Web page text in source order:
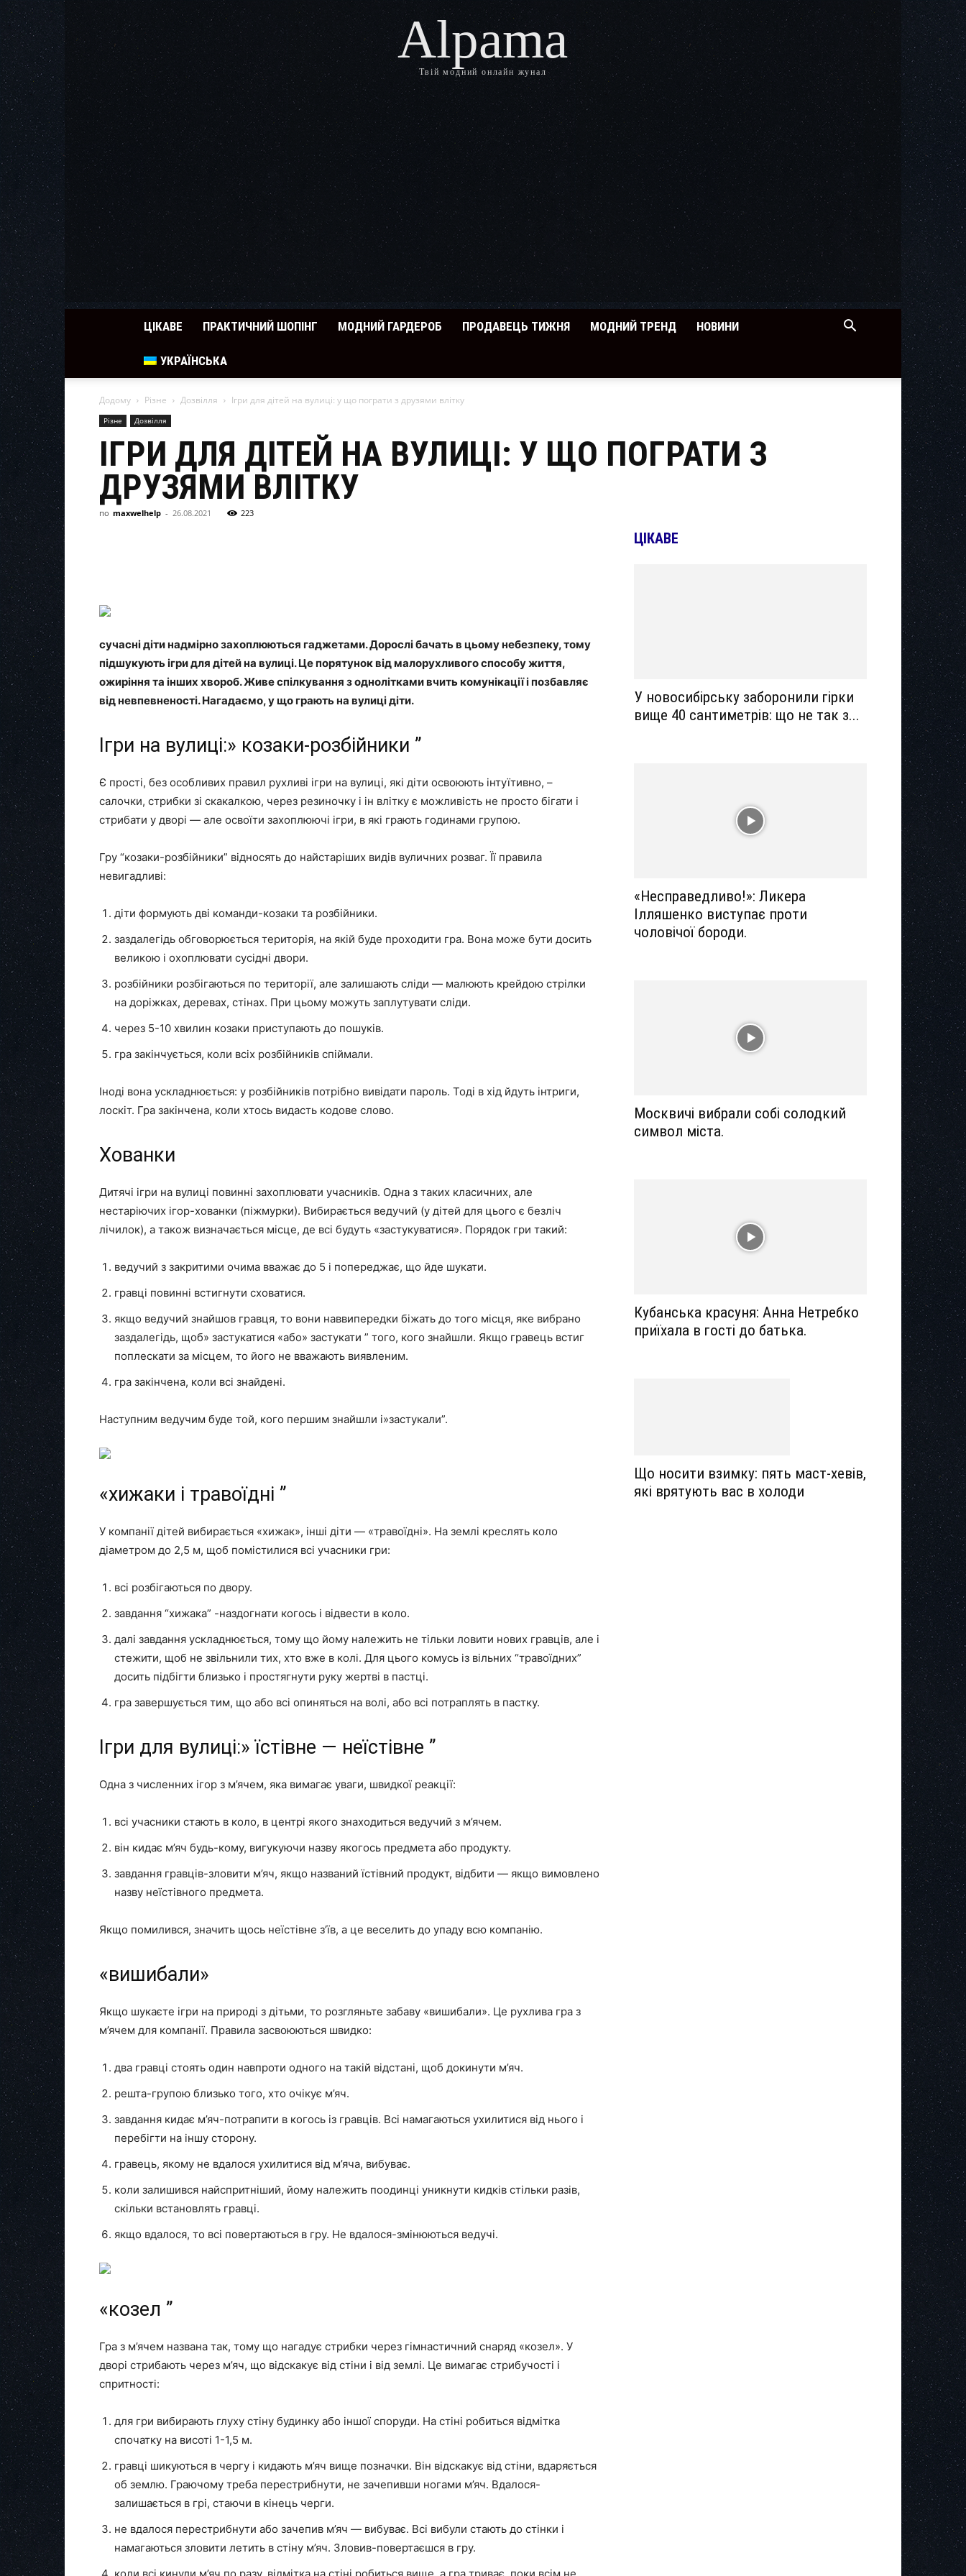
Alpama
Твій модний онлайн жунал
ЦІКАВЕ ПРАКТИЧНИЙ ШОПІНГ МОДНИЙ ГАРДЕРОБ ПРОДАВЕЦЬ ТИЖНЯ МОДНИЙ ТРЕНД НОВИНИ
УКРАЇНСЬКА
Додому Різне Дозвілля Ігри для дітей на вулиці: у що пограти з друзями влітку
Різне Дозвілля
ІГРИ ДЛЯ ДІТЕЙ НА ВУЛИЦІ: У ЩО ПОГРАТИ З
ДРУЗЯМИ ВЛІТКУ
по maxwelhelp - 26.08.2021 223
сучасні діти надмірно захоплюються гаджетами. Дорослі бачать в цьому небезпеку, тому
підшукують ігри для дітей на вулиці. Це порятунок від малорухливого способу життя,
ожиріння та інших хвороб. Живе спілкування з однолітками вчить комунікації і позбавляє
від невпевненості. Нагадаємо, у що грають на вулиці діти.
Ігри на вулиці:» козаки-розбійники ”
Є прості, без особливих правил рухливі ігри на вулиці, які діти освоюють інтуїтивно, –
салочки, стрибки зі скакалкою, через резиночку і ін влітку є можливість не просто бігати і
стрибати у дворі — але освоїти захоплюючі ігри, в які грають годинами групою.
Гру “козаки-розбійники” відносять до найстаріших видів вуличних розваг. Її правила
невигадливі:
діти формують дві команди-козаки та розбійники.
заздалегідь обговорюється територія, на якій буде проходити гра. Вона може бути досить
великою і охоплювати сусідні двори.
розбійники розбігаються по території, але залишають сліди — малюють крейдою стрілки
на доріжках, деревах, стінах. При цьому можуть заплутувати сліди.
через 5-10 хвилин козаки приступають до пошуків.
гра закінчується, коли всіх розбійників спіймали.
Іноді вона ускладнюється: у розбійників потрібно вивідати пароль. Тоді в хід йдуть інтриги,
лоскіт. Гра закінчена, коли хтось видасть кодове слово.
Хованки
Дитячі ігри на вулиці повинні захоплювати учасників. Одна з таких класичних, але
нестаріючих ігор-хованки (піжмурки). Вибирається ведучий (у дітей для цього є безліч
лічилок), а також визначається місце, де всі будуть «застукуватися». Порядок гри такий:
ведучий з закритими очима вважає до 5 і попереджає, що йде шукати.
гравці повинні встигнути сховатися.
якщо ведучий знайшов гравця, то вони наввипередки біжать до того місця, яке вибрано
заздалегідь, щоб» застукатися «або» застукати ” того, кого знайшли. Якщо гравець встиг
поплескати за місцем, то його не вважають виявленим.
гра закінчена, коли всі знайдені.
Наступним ведучим буде той, кого першим знайшли і»застукали”.
«хижаки і травоїдні ”
У компанії дітей вибирається «хижак», інші діти — «травоїдні». На землі креслять коло
діаметром до 2,5 м, щоб помістилися всі учасники гри:
всі розбігаються по двору.
завдання “хижака” -наздогнати когось і відвести в коло.
далі завдання ускладнюється, тому що йому належить не тільки ловити нових гравців, але і
стежити, щоб не звільнили тих, хто вже в колі. Для цього комусь із вільних “травоїдних”
досить підбігти близько і простягнути руку жертві в пастці.
гра завершується тим, що або всі опиняться на волі, або всі потраплять в пастку.
Ігри для вулиці:» їстівне — неїстівне ”
Одна з численних ігор з м’ячем, яка вимагає уваги, швидкої реакції:
всі учасники стають в коло, в центрі якого знаходиться ведучий з м’ячем.
він кидає м’яч будь-кому, вигукуючи назву якогось предмета або продукту.
завдання гравців-зловити м’яч, якщо названий їстівний продукт, відбити — якщо вимовлено
назву неїстівного предмета.
Якщо помилився, значить щось неїстівне з’їв, а це веселить до упаду всю компанію.
«вишибали»
Якщо шукаєте ігри на природі з дітьми, то розгляньте забаву «вишибали». Це рухлива гра з
м’ячем для компанії. Правила засвоюються швидко:
два гравці стоять один навпроти одного на такій відстані, щоб докинути м’яч.
решта-групою близько того, хто очікує м’яч.
завдання кидає м’яч-потрапити в когось із гравців. Всі намагаються ухилитися від нього і
перебігти на іншу сторону.
гравець, якому не вдалося ухилитися від м’яча, вибуває.
коли залишився найспритніший, йому належить поодинці уникнути кидків стільки разів,
скільки встановлять гравці.
якщо вдалося, то всі повертаються в гру. Не вдалося-змінюються ведучі.
«козел ”
Гра з м’ячем названа так, тому що нагадує стрибки через гімнастичний снаряд «козел». У
дворі стрибають через м’яч, що відскакує від стіни і від землі. Це вимагає стрибучості і
спритності:
для гри вибирають глуху стіну будинку або іншої споруди. На стіні робиться відмітка
спочатку на висоті 1-1,5 м.
гравці шикуються в чергу і кидають м’яч вище позначки. Він відскакує від стіни, вдаряється
об землю. Граючому треба перестрибнути, не зачепивши ногами м’яч. Вдалося-
залишається в грі, стаючи в кінець черги.
не вдалося перестрибнути або зачепив м’яч — вибуває. Всі вибули стають до стінки і
намагаються зловити летить в стіну м’яч. Зловив-повертаєшся в гру.
ЦІКАВЕ
У новосибірську заборонили гірки
вище 40 сантиметрів: що не так з...
«Несправедливо!»: Ликера
Ілляшенко виступає проти
чоловічої бороди.
Москвичі вибрали собі солодкий
символ міста.
Кубанська красуня: Анна Нетребко
приїхала в гості до батька.
Що носити взимку: пять маст-хевів,
які врятують вас в холоди